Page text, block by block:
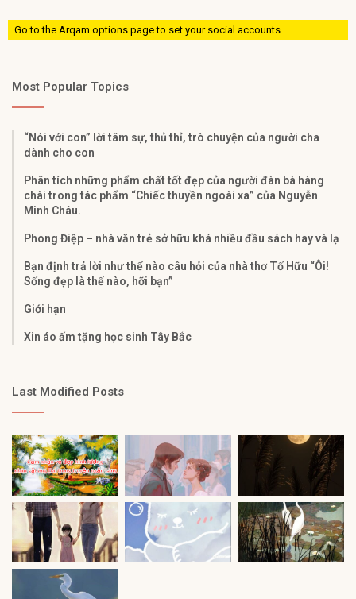
Go to the Arqam options page to set your social accounts.
Most Popular Topics
“Nói với con” lời tâm sự, thủ thỉ, trò chuyện của người cha
dành cho con
Phân tích những phẩm chất tốt đẹp của người đàn bà hàng
chài trong tác phẩm “Chiếc thuyền ngoài xa” của Nguyễn
Minh Châu.
Phong Điệp – nhà văn trẻ sở hữu khá nhiều đầu sách hay và lạ
Bạn định trả lời như thế nào câu hỏi của nhà thơ Tố Hữu “Ôi!
Sống đẹp là thế nào, hỡi bạn”
Giới hạn
Xin áo ấm tặng học sinh Tây Bắc
Last Modified Posts